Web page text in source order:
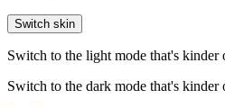
Switch skin
Switch to the light mode that's kinder
Switch to the dark mode that's kinder